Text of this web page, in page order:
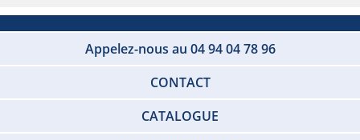
Appelez-nous au 04 94 04 78 96
CONTACT
CATALOGUE